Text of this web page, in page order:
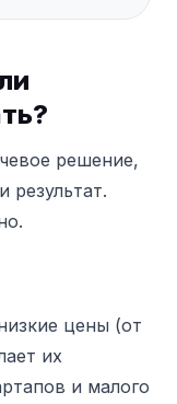
решение,
результат.
цены (от
их
и малого